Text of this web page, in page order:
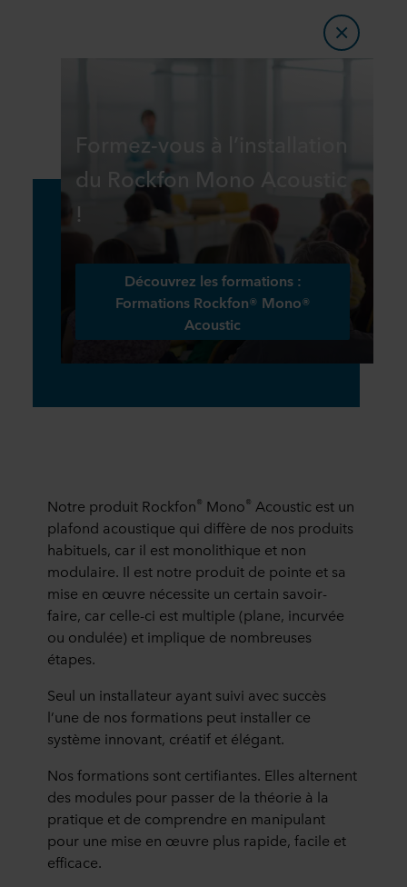
Formez-vous à l’installation
du Rockfon Mono Acoustic
!
Découvrez les formations :
Formations Rockfon® Mono®
Acoustic
Notre produit Rockfon® Mono® Acoustic est un
plafond acoustique qui diffère de nos produits
habituels, car il est monolithique et non
modulaire. Il est notre produit de pointe et sa
mise en œuvre nécessite un certain savoir-
faire, car celle-ci est multiple (plane, incurvée
ou ondulée) et implique de nombreuses
étapes.
Seul un installateur ayant suivi avec succès
l’une de nos formations peut installer ce
système innovant, créatif et élégant.
Nos formations sont certifiantes. Elles alternent
des modules pour passer de la théorie à la
pratique et de comprendre en manipulant
pour une mise en œuvre plus rapide, facile et
efficace.